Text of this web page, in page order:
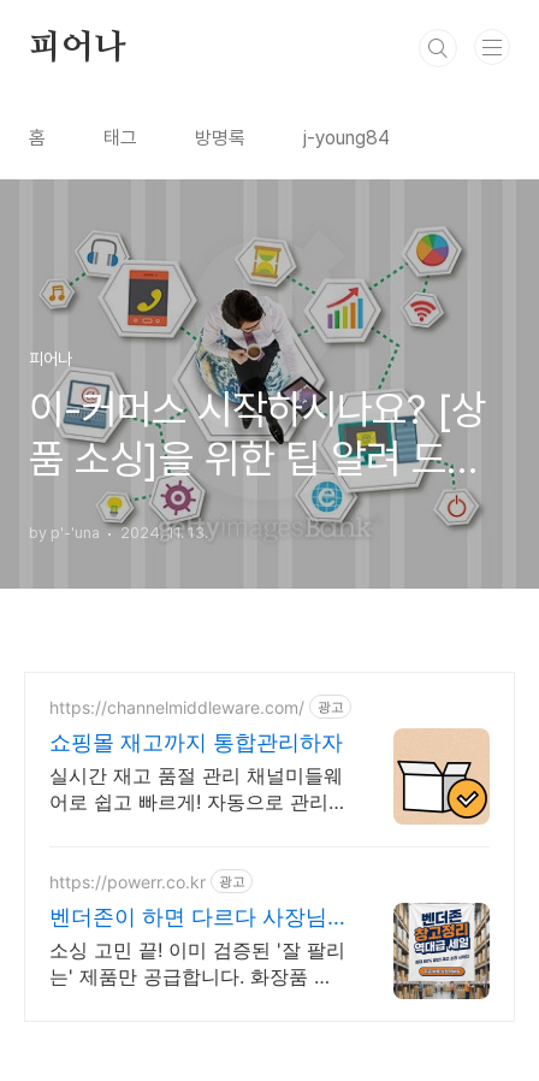
피어나
홈 태그 방명록 j-young84
피어나
이-커머스 시작하시나요? [상
품 소싱]을 위한 팁 알려 드릴
께요
by p'-'una 2024. 11. 13.
https://channelmiddleware.com/ 광고
쇼핑몰 재고까지 통합관리하자
실시간 재고 품절 관리 채널미들웨
어로 쉽고 빠르게! 자동으로 관리
https://powerr.co.kr 광고
벤더존이 하면 다르다 사장님
은 판매에만 집중하세요
소싱 고민 끝! 이미 검증된 '잘 팔리
는' 제품만 공급합니다. 화장품 식